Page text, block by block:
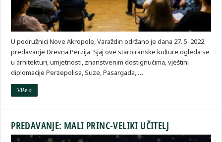
U podružnici Nove Akropole, Varaždin održano je dana 27. 5. 2022.
predavanje Drevna Perzija. Sjaj ove staroiranske kulture ogleda se
u arhitekturi, umjetnosti, znanstvenim dostignućima, vještini
diplomacije Perzepolisa, Suze, Pasargada, …
Više »
PREDAVANJE: MALI PRINC-VELIKI UČITELJ